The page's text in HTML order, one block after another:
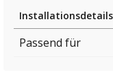
Installationsdetails
Passend für